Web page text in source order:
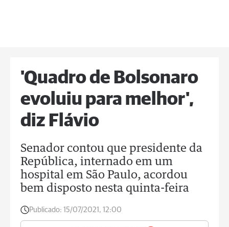
'Quadro de Bolsonaro
evoluiu para melhor',
diz Flávio
Senador contou que presidente da
República, internado em um
hospital em São Paulo, acordou
bem disposto nesta quinta-feira
Publicado: 15/07/2021, 12:00